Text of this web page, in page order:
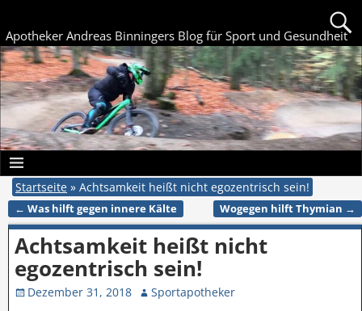
Apotheker Andreas Binningers Blog für Sport und Gesundheit
Startseite » Achtsamkeit heißt nicht egozentrisch sein!
Artikelnavigation
← Was hilft gegen innere Kälte Wogegen hilft Thymian →
Achtsamkeit heißt nicht
egozentrisch sein!
Dezember 31, 2018
Sportapotheker